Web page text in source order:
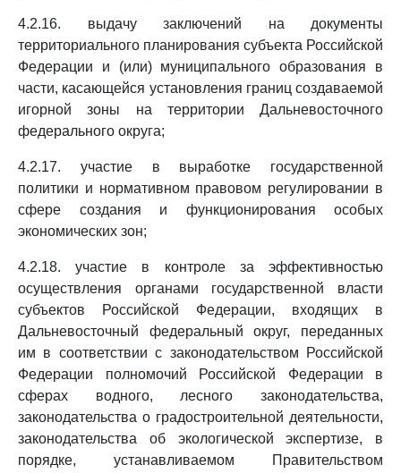
4.2.16. выдачу заключений на документы
территориального планирования субъекта Российской
Федерации и (или) муниципального образования в
части, касающейся установления границ создаваемой
игорной зоны на территории Дальневосточного
федерального округа;
4.2.17. участие в выработке государственной
политики и нормативном правовом регулировании в
сфере создания и функционирования особых
экономических зон;
4.2.18. участие в контроле за эффективностью
осуществления органами государственной власти
субъектов Российской Федерации, входящих в
Дальневосточный федеральный округ, переданных
им в соответствии с законодательством Российской
Федерации полномочий Российской Федерации в
сферах водного, лесного законодательства,
законодательства о градостроительной деятельности,
законодательства об экологической экспертизе, в
порядке, устанавливаемом Правительством